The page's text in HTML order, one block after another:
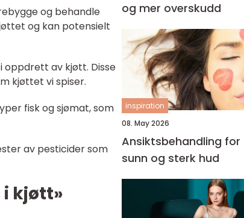
og behandle
og kan potensielt
oppdrett av kjøtt. Disse
kjøttet vi spiser.
fisk og sjømat, som
av pesticider som
kjøtt»
og mer overskudd
inspiration
08. May 2026
Ansiktsbehandling for
sunn og sterk hud